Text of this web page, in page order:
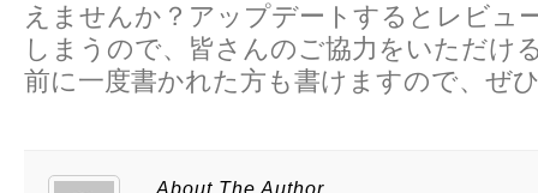
えませんか？アップデートするとレビュ
しまうので、皆さんのご協力をいただけ
前に一度書かれた方も書けますので、ぜ
About The Author